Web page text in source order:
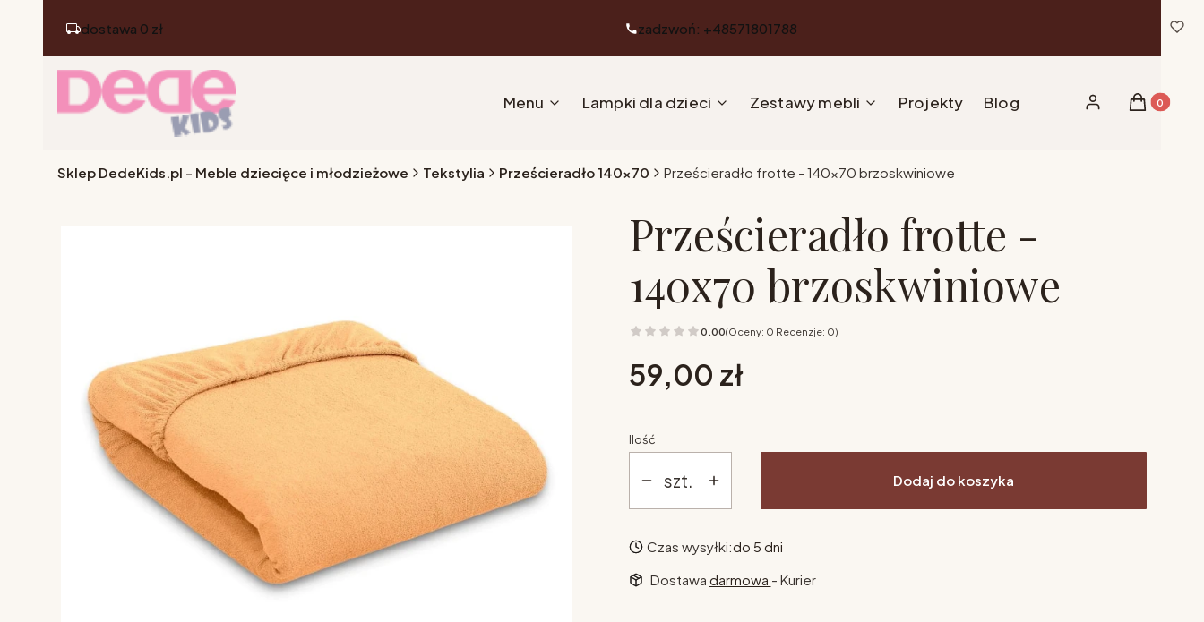
dostawa 0 zł zadzwoń: +48571801788
Menu Lampki dla dzieci Zestawy mebli Projekty Blog Zaloguj sięProdukty
Koszyk
Sklep DedeKids.pl - Meble dziecięce i młodzieżowe Tekstylia Prześcieradło 140x70 Prześcieradło frotte - 140x70 brzoskwiniowe
Prześcieradło frotte -
140x70 brzoskwiniowe
0.00(Oceny: 0 Recenzje: 0)
Cena
59,00 zł
Ilość
szt. Dodaj do koszyka
Czas wysyłki:do 5 dni
Dostawa darmowa - Kurier